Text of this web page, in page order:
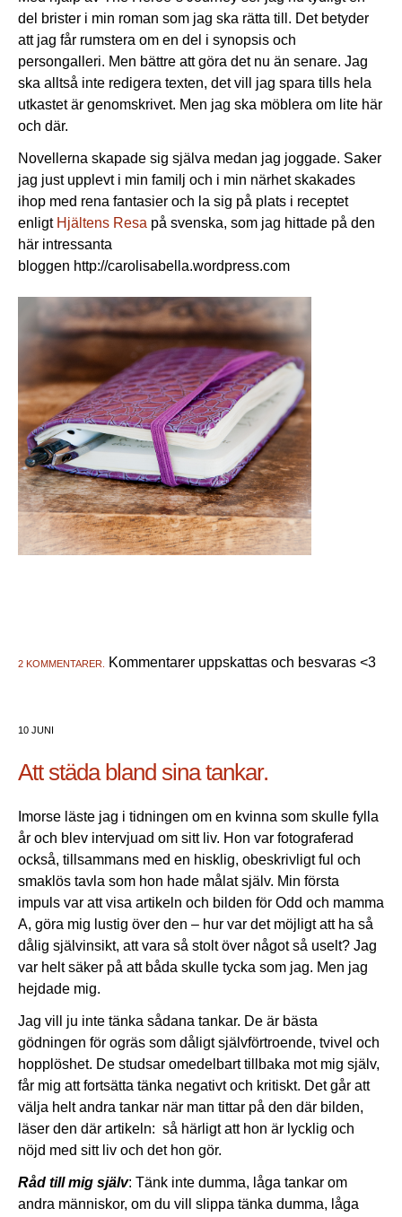
del brister i min roman som jag ska rätta till. Det betyder
att jag får rumstera om en del i synopsis och
persongalleri. Men bättre att göra det nu än senare. Jag
ska alltså inte redigera texten, det vill jag spara tills hela
utkastet är genomskrivet. Men jag ska möblera om lite här
och där.
Novellerna skapade sig själva medan jag joggade. Saker
jag just upplevt i min familj och i min närhet skakades
ihop med rena fantasier och la sig på plats i receptet
enligt Hjältens Resa på svenska, som jag hittade på den
här intressanta
bloggen http://carolisabella.wordpress.com
2 KOMMENTARER. Kommentarer uppskattas och besvaras <3
10 JUNI
Att städa bland sina tankar.
Imorse läste jag i tidningen om en kvinna som skulle fylla
år och blev intervjuad om sitt liv. Hon var fotograferad
också, tillsammans med en hisklig, obeskrivligt ful och
smaklös tavla som hon hade målat själv. Min första
impuls var att visa artikeln och bilden för Odd och mamma
A, göra mig lustig över den – hur var det möjligt att ha så
dålig självinsikt, att vara så stolt över något så uselt? Jag
var helt säker på att båda skulle tycka som jag. Men jag
hejdade mig.
Jag vill ju inte tänka sådana tankar. De är bästa
gödningen för ogräs som dåligt självförtroende, tvivel och
hopplöshet. De studsar omedelbart tillbaka mot mig själv,
får mig att fortsätta tänka negativt och kritiskt. Det går att
välja helt andra tankar när man tittar på den där bilden,
läser den där artikeln: så härligt att hon är lycklig och
nöjd med sitt liv och det hon gör.
Råd till mig själv: Tänk inte dumma, låga tankar om
andra människor, om du vill slippa tänka dumma, låga